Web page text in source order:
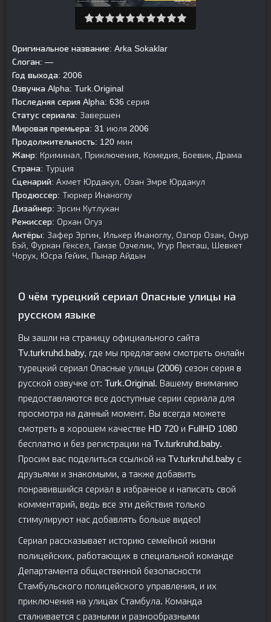
Оригинальное название: Arka Sokaklar
Слоган: —
Год выхода: 2006
Озвучка Alpha: Turk.Original
Последняя серия Alpha: 636 серия
Статус сериала: Завершен
Мировая премьера: 31 июля 2006
Продолжительность: 120 мин
Жанр: Криминал, Приключения, Комедия, Боевик, Драма
Страна: Турция
Сценарий: Ахмет Юрдакул, Озан Эмре Юрдакул
Продюссер: Тюркер Инаноглу
Дизайнер: Эрсин Кутлухан
Режиссер: Орхан Огуз
Актёры: Зафер Эргин, Илькер Инаноглу, Озгюр Озан, Онур
Бэй, Фуркан Гёксел, Гамзе Озчелик, Угур Пекташ, Шевкет
Чорух, Юсра Гейик, Пынар Айдын
О чём турецкий сериал Опасные улицы на
русском языке
Вы зашли на страницу официального сайта
Tv.turkruhd.baby, где мы предлагаем смотреть онлайн
турецкий сериал Опасные улицы (2006) сезон серия в
русской озвучке от: Turk.Original. Вашему вниманию
предоставляются все доступные серии сериала для
просмотра на данный момент. Вы всегда можете
смотреть в хорошем качестве HD 720 и FullHD 1080
бесплатно и без регистрации на Tv.turkruhd.baby.
Просим вас поделиться ссылкой на Tv.turkruhd.baby с
друзьями и знакомыми, а также добавить
понравившийся сериал в избранное и написать свой
комментарий, ведь все эти действия только
стимулируют нас добавлять больше видео!
Сериал рассказывает историю семейной жизни
полицейских, работающих в специальной команде
Департамента общественной безопасности
Стамбульского полицейского управления, и их
приключения на улицах Стамбула. Команда
сталкивается с разными и разнообразными